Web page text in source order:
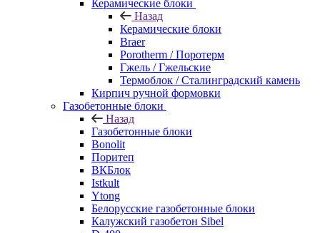
Керамические блоки
Назад
Керамические блоки
Braer
Porotherm / Поротерм
Гжель / Гжельские
Термоблок / Сталинградский камень
Кирпич ручной формовки
Газобетонные блоки
Назад
Газобетонные блоки
Bonolit
Поритеп
ВКБлок
Istkult
Ytong
Белорусские газобетонные блоки
Калужский газобетон Sibel